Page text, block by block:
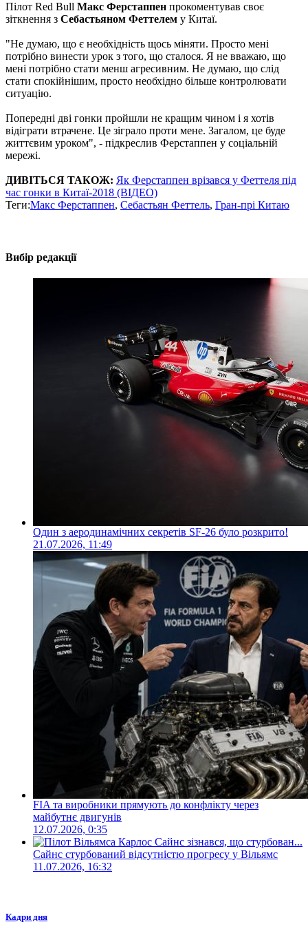
Пілот Red Bull Макс Ферстаппен прокоментував своє
зіткнення з Себастьяном Феттелем у Китаї.
"Не думаю, що є необхідність щось міняти. Просто мені
потрібно винести урок з того, що сталося. Я не вважаю, що
мені потрібно стати менш агресивним. Не думаю, що слід
стати спокійнішим, просто необхідно більше контролювати
ситуацію.
Попередні дві гонки пройшли не кращим чином і я хотів
відіграти втрачене. Це зіграло проти мене. Загалом, це буде
життєвим уроком", - підкреслив Ферстаппен у соціальній
мережі.
ДИВІТЬСЯ ТАКОЖ: Як Ферстаппен врізався у Феттеля під
час гонки в Китаї-2018 (ВІДЕО)
Теги:Макс Ферстаппен, Себастьян Феттель, Гран-прі Китаю
Вибір редакції
Один з аеродинамічних секретів SF-26 було розкрито!
21.07.2026, 11:49
FIA та виробники прямують до конфлікту через
майбутнє двигунів
12.07.2026, 0:35
Сайнс стурбований відсутністю прогресу у Вільямс
11.07.2026, 16:32
Кадри дня